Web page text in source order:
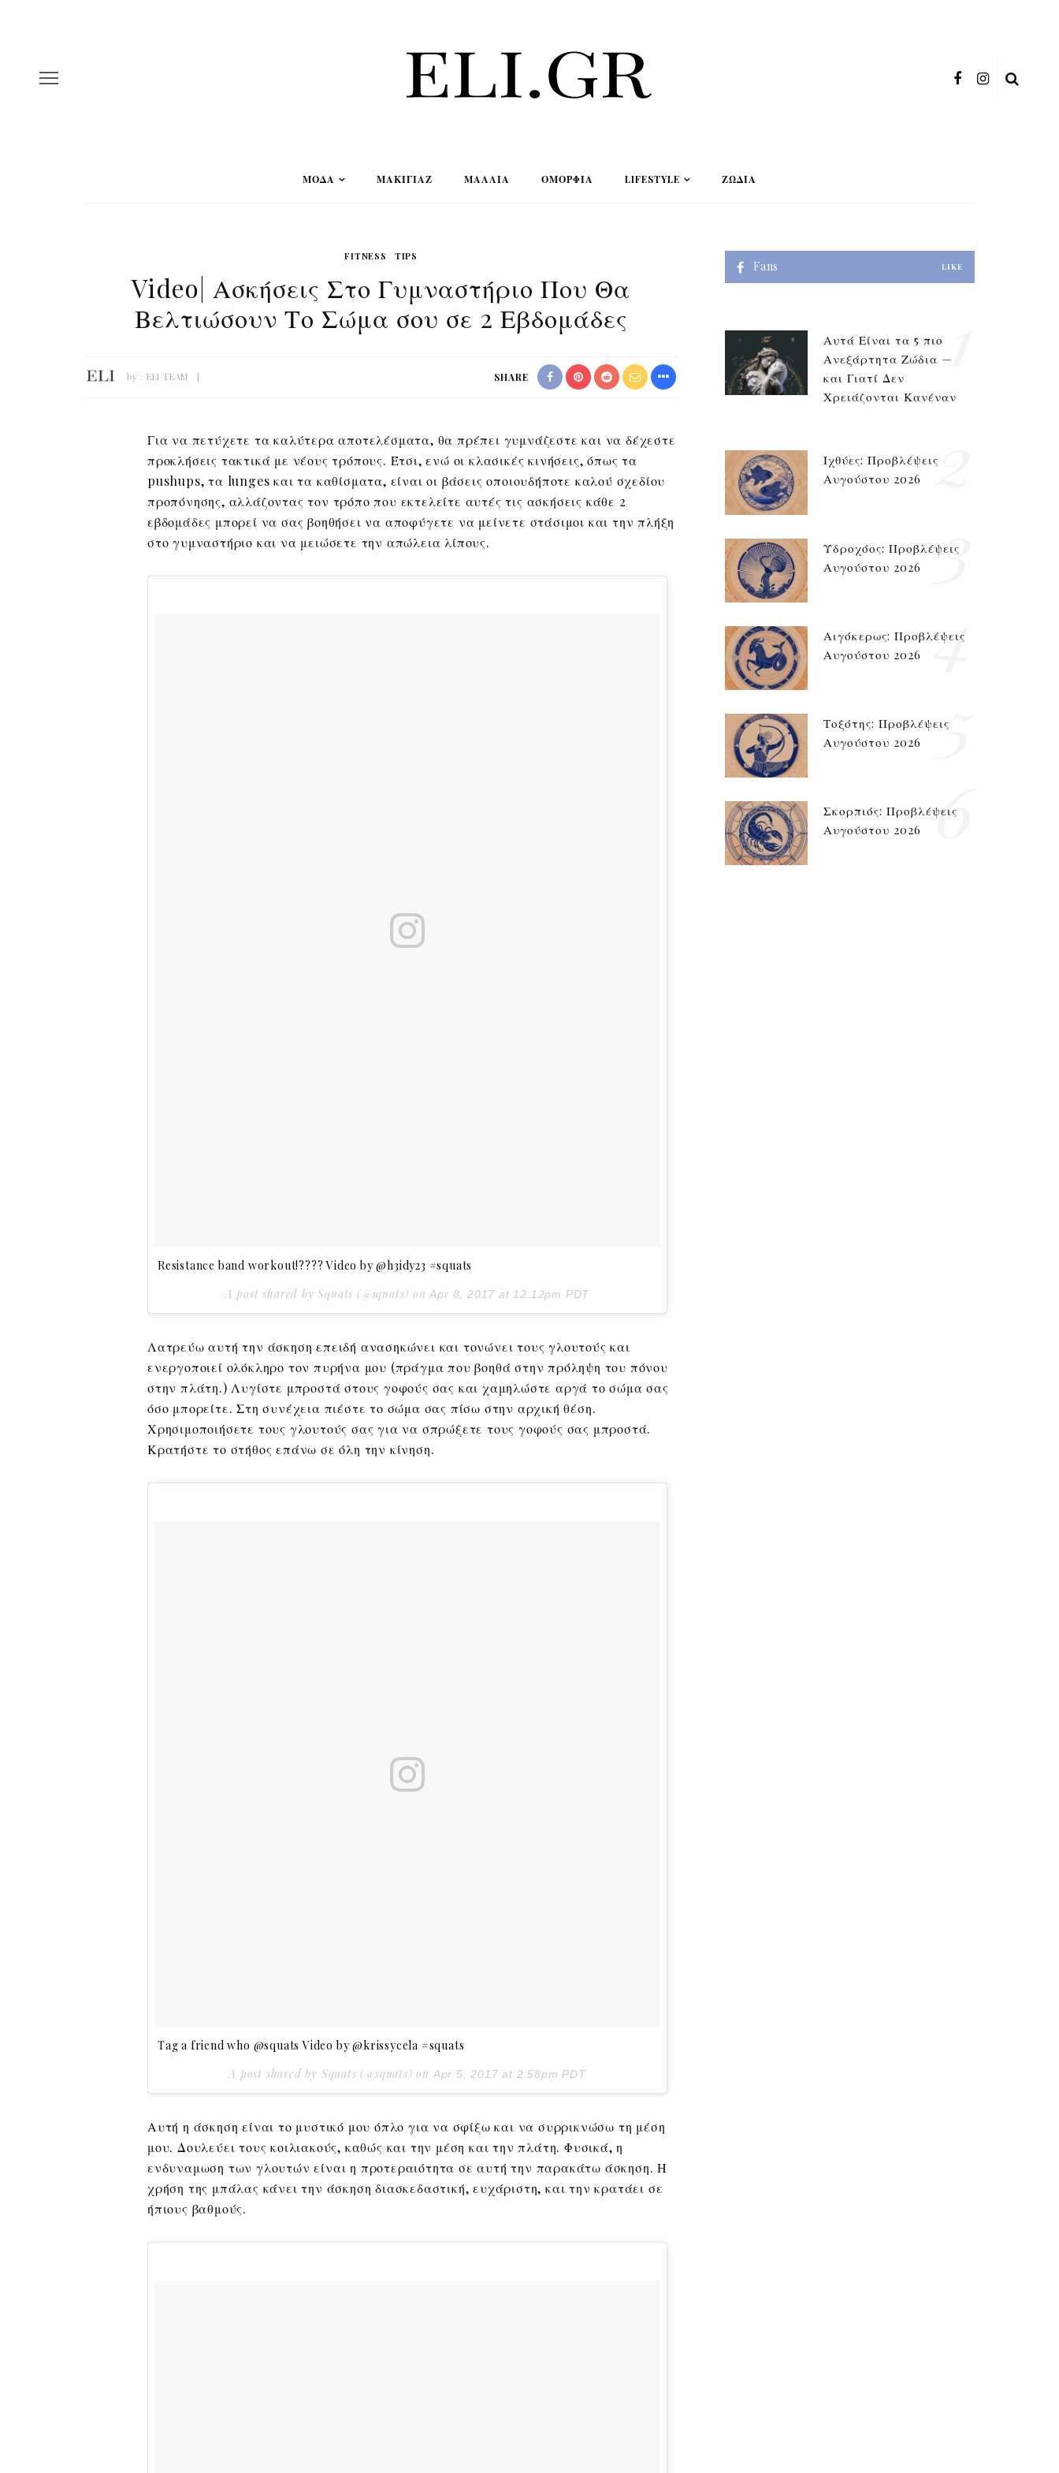
ΜΟΔΑ ΜΑΚΙΓΙΆΖ ΜΑΛΛΙΆ ΟΜΟΡΦΙΆ LIFESTYLE ΖΏΔΙΑ
FITNESS TIPS
Video| Ασκήσεις Στο Γυμναστήριο Που Θα
Βελτιώσουν Το Σώμα σου σε 2 Εβδομάδες
by : ELI TEAM SHARE
Για να πετύχετε τα καλύτερα αποτελέσματα, θα πρέπει γυμνάζεστε και να δέχεστε
προκλήσεις τακτικά με νέους τρόπους. Έτσι, ενώ οι κλασικές κινήσεις, όπως τα
pushups, τα lunges και τα καθίσματα, είναι οι βάσεις οποιουδήποτε καλού σχεδίου
προπόνησης, αλλάζοντας τον τρόπο που εκτελείτε αυτές τις ασκήσεις κάθε 2
εβδομάδες μπορεί να σας βοηθήσει να αποφύγετε να μείνετε στάσιμοι και την πλήξη
στο γυμναστήριο και να μειώσετε την απώλεια λίπους.
Resistance band workout!???? Video by @h3idy23 #squats
A post shared by Squats (@squats) onApr 8, 2017 at 12:12pm PDT
Λατρεύω αυτή την άσκηση επειδή ανασηκώνει και τονώνει τους γλουτούς και
ενεργοποιεί ολόκληρο τον πυρήνα μου (πράγμα που βοηθά στην πρόληψη του πόνου
στην πλάτη.) Λυγίστε μπροστά στους γοφούς σας και χαμηλώστε αργά το σώμα σας
όσο μπορείτε. Στη συνέχεια πιέστε το σώμα σας πίσω στην αρχική θέση.
Χρησιμοποιήσετε τους γλουτούς σας για να σπρώξετε τους γοφούς σας μπροστά.
Κρατήστε το στήθος επάνω σε όλη την κίνηση.
Tag a friend who @squats Video by @krissycela #squats
A post shared by Squats (@squats) on Apr 5, 2017 at 2:58pm PDT
Αυτή η άσκηση είναι το μυστικό μου όπλο για να σφίξω και να συρρικνώσω τη μέση
μου. Δουλεύει τους κοιλιακούς, καθώς και την μέση και την πλάτη. Φυσικά, η
ενδυναμωση των γλουτών είναι η προτεραιότητα σε αυτή την παρακάτω άσκηση. Η
χρήση της μπάλας κάνει την άσκηση διασκεδαστική, ευχάριστη, και την κρατάει σε
ήπιους βαθμούς.
Fans LIKE
Αυτά Είναι τα 5 πιο
Ανεξάρτητα Ζώδια —
και Γιατί Δεν
Χρειάζονται Κανέναν
1
Ιχθύες: Προβλέψεις
Αυγούστου 2026
2
Υδροχόος: Προβλέψεις
Αυγούστου 2026
3
Αιγόκερως: Προβλέψεις
Αυγούστου 2026
4
Τοξότης: Προβλέψεις
Αυγούστου 2026
5
Σκορπιός: Προβλέψεις
Αυγούστου 2026
6